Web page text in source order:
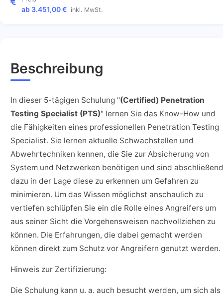
ab 3.451,00 € inkl. MwSt.
Beschreibung
In dieser 5-tägigen Schulung "(Certified) Penetration
Testing Specialist (PTS)" lernen Sie das Know-How und
die Fähigkeiten eines professionellen Penetration Testing
Specialist. Sie lernen aktuelle Schwachstellen und
Abwehrtechniken kennen, die Sie zur Absicherung von
System und Netzwerken benötigen und sind abschließend
dazu in der Lage diese zu erkennen um Gefahren zu
minimieren. Um das Wissen möglichst anschaulich zu
vertiefen schlüpfen Sie ein die Rolle eines Angreifers um
aus seiner Sicht die Vorgehensweisen nachvollziehen zu
können. Die Erfahrungen, die dabei gemacht werden
können direkt zum Schutz vor Angreifern genutzt werden.
Hinweis zur Zertifizierung:
Die Schulung kann u. a. auch besucht werden, um sich als